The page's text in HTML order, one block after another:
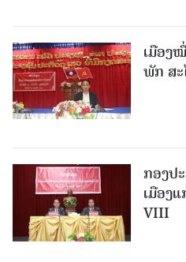
ເມືອງ​
ພັກ ສ
ກອງປ
ເມືອງ
VIII